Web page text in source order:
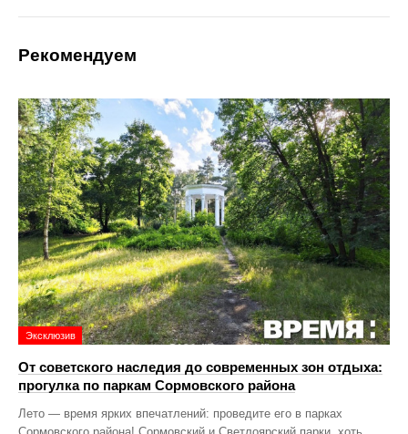
Рекомендуем
Эксклюзив
От советского наследия до современных зон отдыха:
прогулка по паркам Сормовского района
Лето — время ярких впечатлений: проведите его в парках